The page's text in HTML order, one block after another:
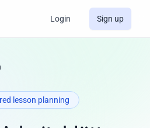
Login Sign up
lesson planning